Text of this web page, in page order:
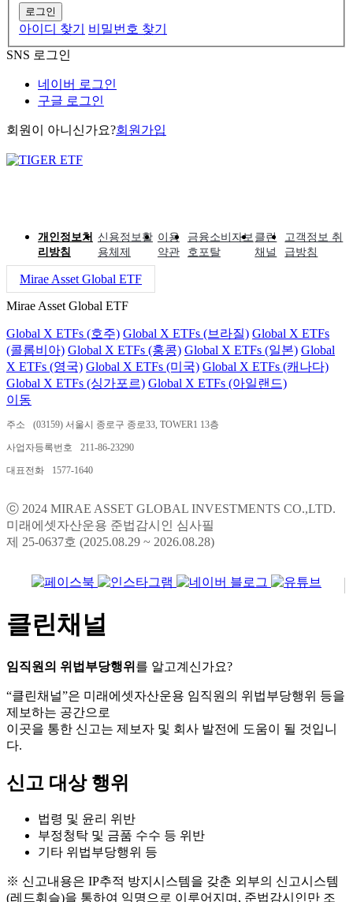
로그인
아이디 찾기
비밀번호 찾기
SNS 로그인
네이버 로그인
구글 로그인
회원이 아니신가요?회원가입
개인정보처
리방침
신용정보활
용체제
이용
약관
금융소비자보
호포탈
클린
채널
고객정보 취
급방침
Mirae Asset Global ETF
Mirae Asset Global ETF
Global X ETFs (호주) Global X ETFs (브라질) Global X ETFs
(콜롬비아) Global X ETFs (홍콩) Global X ETFs (일본) Global
X ETFs (영국) Global X ETFs (미국) Global X ETFs (캐나다)
Global X ETFs (싱가포르) Global X ETFs (아일랜드)
이동
주소 (03159) 서울시 종로구 종로33, TOWER1 13층
사업자등록번호 211-86-23290
대표전화 1577-1640
ⓒ 2024 MIRAE ASSET GLOBAL INVESTMENTS CO.,LTD.
미래에셋자산운용 준법감시인 심사필
제 25-0637호 (2025.08.29 ~ 2026.08.28)
클린채널
임직원의 위법부당행위 를 알고계신가요?
“클린채널”은 미래에셋자산운용 임직원의 위법부당행위 등을
제보하는 공간으로
이곳을 통한 신고는 제보자 및 회사 발전에 도움이 될 것입니
다.
신고 대상 행위
법령 및 윤리 위반
부정청탁 및 금품 수수 등 위반
기타 위법부당행위 등
※ 신고내용은 IP추적 방지시스템을 갖춘 외부의 신고시스템
(레드휘슬)을 통하여 익명으로 이루어지며, 준법감시인만 조